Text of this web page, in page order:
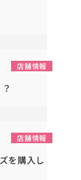
店舗情報
店舗情報
を購入し